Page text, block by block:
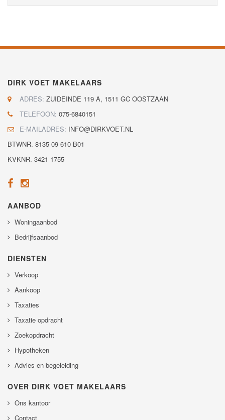
DIRK VOET MAKELAARS
ADRES: ZUIDEINDE 119 A, 1511 GC OOSTZAAN
TELEFOON: 075-6840151
E-MAILADRES: INFO@DIRKVOET.NL
BTWNR. 8135 09 610 B01
KVKNR. 3421 1755
AANBOD
Woningaanbod
Bedrijfsaanbod
DIENSTEN
Verkoop
Aankoop
Taxaties
Taxatie opdracht
Zoekopdracht
Hypotheken
Advies en begeleiding
OVER DIRK VOET MAKELAARS
Ons kantoor
Contact